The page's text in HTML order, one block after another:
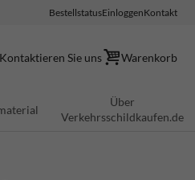
BestellstatusEinloggenKontakt
Kontaktieren Sie uns Warenkorb
Über
Verkehrsschildkaufen.de